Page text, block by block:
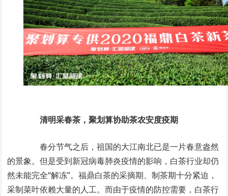
清明采春茶，聚划算协助茶农安度疫期
春分节气之后，祖国的大江南北已是一片春意盎然
的景象。但是受到新冠病毒肺炎疫情的影响，白茶行业却仍
然未能完全“解冻”。福鼎白茶的采摘期、制茶期十分紧迫，
采制菜叶依赖大量的人工。而由于疫情的防控需要，白茶行